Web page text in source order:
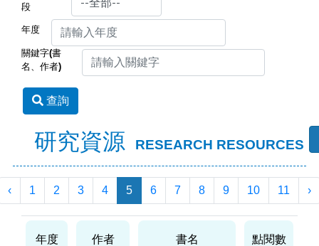
段
年度
關鍵字(書
名、作者)
查詢
研究資源 RESEARCH RESOURCES
‹ 1 2 3 4 5 6 7 8 9 10 11 ›
年度 作者 書名 點閱數